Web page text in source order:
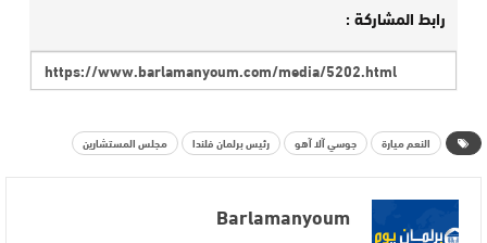
رابط المشاركة :
النعم ميارة جوسي آلا آهو رئيس برلمان فلندا مجلس المستشارين
Barlamanyoum